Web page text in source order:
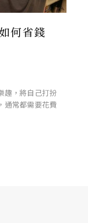
何省錢
趣，將自己打扮
通常都需要花費